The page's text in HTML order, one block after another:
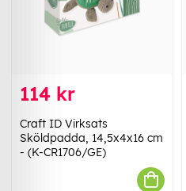
114 kr
Craft ID Virksats
Sköldpadda, 14,5x4x16 cm
- (K-CR1706/GE)